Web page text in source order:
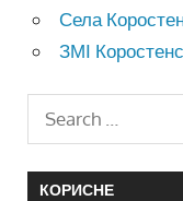
Села
ЗМІ
КОРИСНЕ